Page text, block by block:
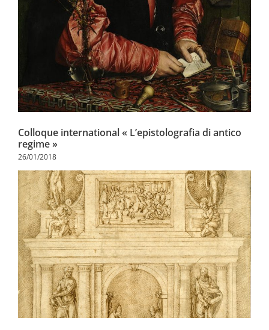
Colloque international « L’epistolografia di antico
regime »
26/01/2018